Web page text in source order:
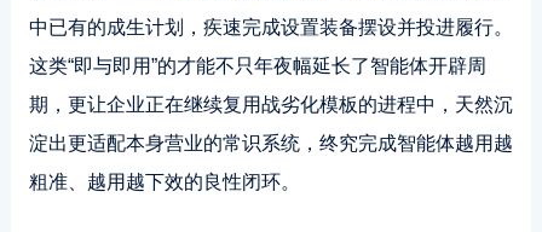
中已有的成生计划，疾速完成设置装备摆设并投进履行。
这类“即与即用”的才能不只年夜幅延长了智能体开辟周
期，更让企业正在继续复用战劣化模板的进程中，天然沉
淀出更适配本身营业的常识系统，终究完成智能体越用越
粗准、越用越下效的良性闭环。